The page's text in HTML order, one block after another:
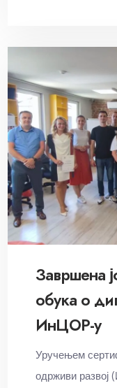
Завршена
обука о
ИнЦОР-у
Уручењем
одрживи развој